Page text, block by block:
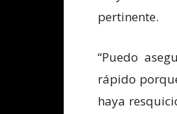
pertinente.
“Puedo
rápido
haya